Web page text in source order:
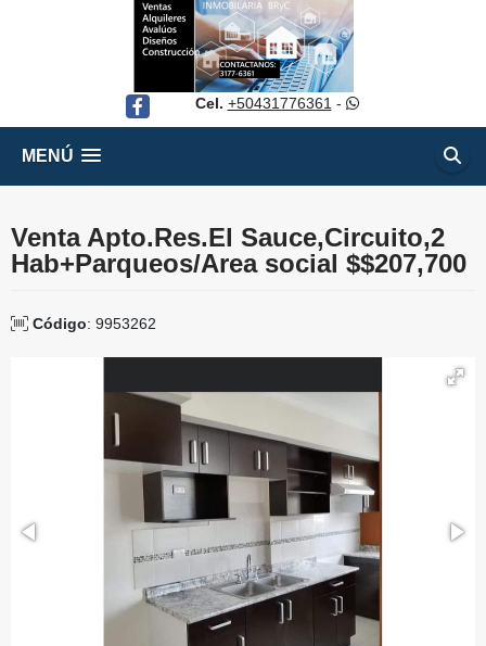
Facebook Cel. +50431776361 -
MENÚ
Venta Apto.Res.El Sauce,Circuito,2
Hab+Parqueos/Area social $$207,700
Código: 9953262